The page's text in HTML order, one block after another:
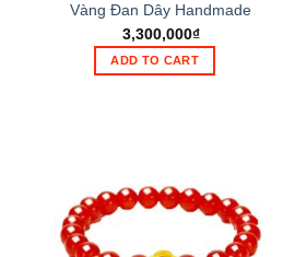
Vàng Đan Dây Handmade
3,300,000₫
ADD TO CART